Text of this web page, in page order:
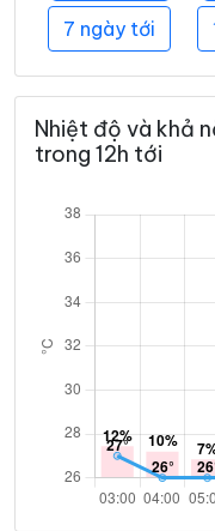
7 ngày tới
Nhiệt độ và khả
trong 12h tới